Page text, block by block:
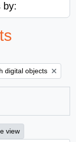
by:
filter:
digital objects
view